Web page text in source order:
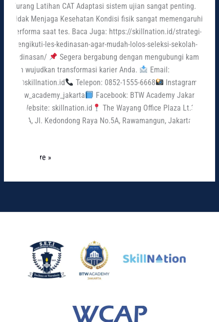
Kurang Latihan CAT Adaptasi sistem ujian sangat penting.
Tidak Menjaga Kesehatan Kondisi fisik sangat memengaruhi
performa saat tes. Baca Juga: https://skillnation.id/strategi-
mengikuti-les-kedinasan-agar-mudah-lolos-seleksi-sekolah-
kedinasan/
Segera bergabung dengan mengubungi kami
dan wujudkan transformasi karier Anda.
Email:
cs@skillnation.id
Telepon: 0852-1555-6668
Instagram:
@btw_academy_jakarta
Facebook: BTW Academy Jakarta
Website: skillnation.id
The Wayang Office Plaza Lt.3,
Kav. A, Jl. Kedondong Raya No.5A, Rawamangun, Jakarta
Read More »